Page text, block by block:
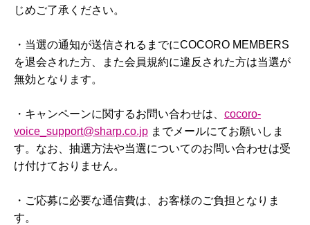
じめご了承ください。
・当選の通知が送信されるまでにCOCORO MEMBERS
を退会された方、また会員規約に違反された方は当選が
無効となります。
・キャンペーンに関するお問い合わせは、 cocoro-
voice_support@sharp.co.jp までメールにてお願いしま
す。なお、抽選方法や当選についてのお問い合わせは受
け付けておりません。
・ご応募に必要な通信費は、お客様のご負担となりま
す。